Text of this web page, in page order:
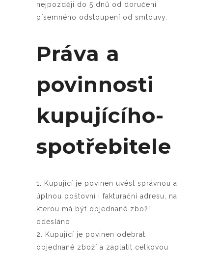
nejpozději do 5 dnů od doručení
písemného odstoupení od smlouvy.
Práva a
povinnosti
kupujícího-
spotřebitele
1. Kupující je povinen uvést správnou a
úplnou poštovní i fakturační adresu, na
kterou má být objednané zboží
odesláno.
2. Kupující je povinen odebrat
objednané zboží a zaplatit celkovou